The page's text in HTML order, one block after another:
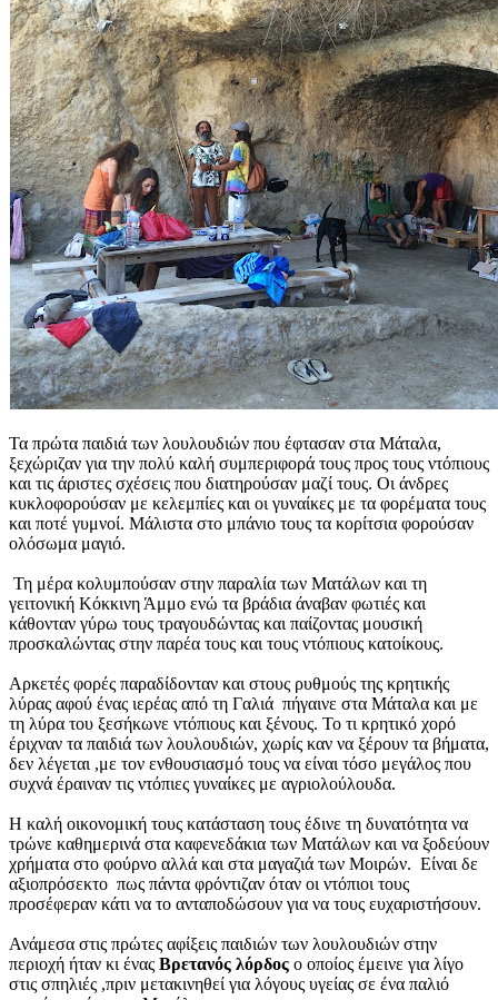
Τα πρώτα παιδιά των λουλουδιών που έφτασαν στα Μάταλα,
ξεχώριζαν για την πολύ καλή συμπεριφορά τους προς τους ντόπιους
και τις άριστες σχέσεις που διατηρούσαν μαζί τους. Οι άνδρες
κυκλοφορούσαν με κελεμπίες και οι γυναίκες με τα φορέματα τους
και ποτέ γυμνοί. Μάλιστα στο μπάνιο τους τα κορίτσια φορούσαν
ολόσωμα μαγιό.
Τη μέρα κολυμπούσαν στην παραλία των Ματάλων και τη
γειτονική Κόκκινη Άμμο ενώ τα βράδια άναβαν φωτιές και
κάθονταν γύρω τους τραγουδώντας και παίζοντας μουσική
προσκαλώντας στην παρέα τους και τους ντόπιους κατοίκους.
Αρκετές φορές παραδίδονταν και στους ρυθμούς της κρητικής
λύρας αφού ένας ιερέας από τη Γαλιά πήγαινε στα Μάταλα και με
τη λύρα του ξεσήκωνε ντόπιους και ξένους. Το τι κρητικό χορό
έριχναν τα παιδιά των λουλουδιών, χωρίς καν να ξέρουν τα βήματα,
δεν λέγεται ,με τον ενθουσιασμό τους να είναι τόσο μεγάλος που
συχνά έραιναν τις ντόπιες γυναίκες με αγριολούλουδα.
Η καλή οικονομική τους κατάσταση τους έδινε τη δυνατότητα να
τρώνε καθημερινά στα καφενεδάκια των Ματάλων και να ξοδεύουν
χρήματα στο φούρνο αλλά και στα μαγαζιά των Μοιρών. Είναι δε
αξιοπρόσεκτο πως πάντα φρόντιζαν όταν οι ντόπιοι τους
προσέφεραν κάτι να το ανταποδώσουν για να τους ευχαριστήσουν.
Ανάμεσα στις πρώτες αφίξεις παιδιών των λουλουδιών στην
περιοχή ήταν κι ένας Βρετανός λόρδος ο οποίος έμεινε για λίγο
στις σπηλιές ,πριν μετακινηθεί για λόγους υγείας σε ένα παλιό